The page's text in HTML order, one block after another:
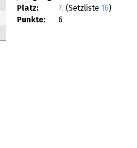
Platz:
7. (Setzliste 16)
Punkte:
6